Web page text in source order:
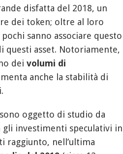
disfatta del 2018, un
dei token; oltre al loro
sanno associare questo
questi asset. Notoriamente,
dei volumi di
anche la stabilità di
oggetto di studio da
investimenti speculativi in
raggiunto, nell’ultima